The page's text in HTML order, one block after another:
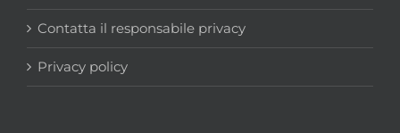
Contatta il responsabile privacy
Privacy policy